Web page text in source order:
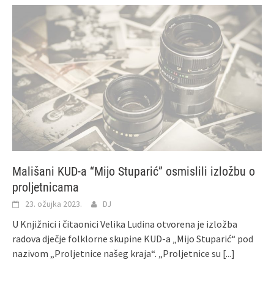
Mališani KUD-a “Mijo Stuparić” osmislili izložbu o
proljetnicama
23. ožujka 2023. DJ
U Knjižnici i čitaonici Velika Ludina otvorena je izložba
radova dječje folklorne skupine KUD-a „Mijo Stuparić“ pod
nazivom „Proljetnice našeg kraja“. „Proljetnice su [...]